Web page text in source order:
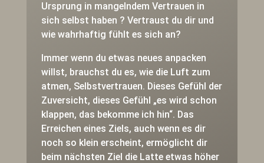
Ursprung in mangelndem Vertrauen in
sich selbst haben ? Vertraust du dir und
wie wahrhaftig fühlt es sich an?
Immer wenn du etwas neues anpacken
willst, brauchst du es, wie die Luft zum
atmen, Selbstvertrauen. Dieses Gefühl der
Zuversicht, dieses Gefühl „es wird schon
klappen, das bekomme ich hin“. Das
Erreichen eines Ziels, auch wenn es dir
noch so klein erscheint, ermöglicht dir
beim nächsten Ziel die Latte etwas höher